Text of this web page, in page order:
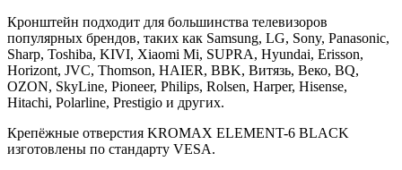
Кронштейн подходит для большинства телевизоров
популярных брендов, таких как Samsung, LG, Sony, Panasonic,
Sharp, Toshiba, KIVI, Xiaomi Mi, SUPRA, Hyundai, Erisson,
Horizont, JVC, Thomson, HAIER, BBK, Витязь, Веко, BQ,
OZON, SkyLine, Pioneer, Philips, Rolsen, Harper, Hisense,
Hitachi, Polarline, Prestigio и других.
Крепёжные отверстия KROMAX ELEMENT-6 BLACK
изготовлены по стандарту VESA.